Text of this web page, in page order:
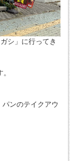
シ」に行ってき
ンのテイクアウ